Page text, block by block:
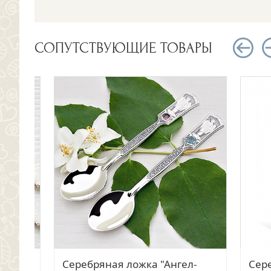
СОПУТСТВУЮЩИЕ ТОВАРЫ
Быстрый просмотр
Серебряная ложка "Ангел-
Быстрый просмотр
Золотой крестик 12092АКВ,